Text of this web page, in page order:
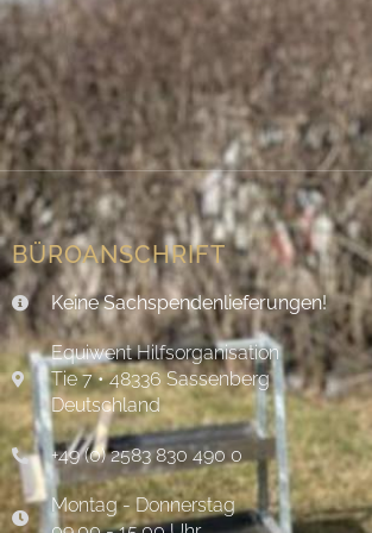
BÜROANSCHRIFT
Keine Sachspendenlieferungen!
Equiwent Hilfsorganisation
Tie 7 • 48336 Sassenberg
Deutschland
+49 (0) 2583 830 490 0
Montag - Donnerstag